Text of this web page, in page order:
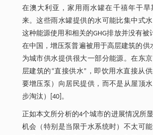
在澳大利亚，家用雨水罐在千禧年干旱
来。这些雨水罐提供的水可能比集中式
这种能源使用和相关的GHG排放并没有被
在中国，增压泵普遍被用于高层建筑的供
为城市供水提供很大一部分能源。在东
层建筑的“直接供水”，即饮用水直接从
要增压泵）向居民提供，而不是从屋顶
步淘汰）[40]。
正如本文所分析的4个城市的进展情况所
机会（特别是当限于水系统时）不太可